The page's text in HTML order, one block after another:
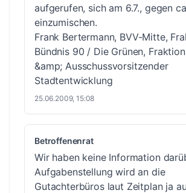
aufgerufen, sich am 6.7., gegen
einzumischen.
Frank Bertermann, BVV-Mitte,
Bündnis 90 / Die Grünen,
&amp; Ausschussvorsitzender
Stadtentwicklung
25.06.2009, 15:08
Betroffenenrat
Wir haben keine Information
Aufgabenstellung wird an die
Gutachterbüros laut Zeitplan ja